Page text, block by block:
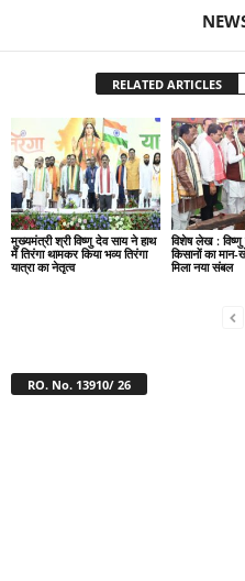
RELATED ARTICLES
मुख्यमंत्री श्री विष्णु देव साय ने हाथ
में तिरंगा थामकर किया भव्य तिरंगा
यात्रा का नेतृत्व
विशेष लेख : विष्णु
किसानों का मान-
मिला नया संबल
RO. No. 13910/ 26